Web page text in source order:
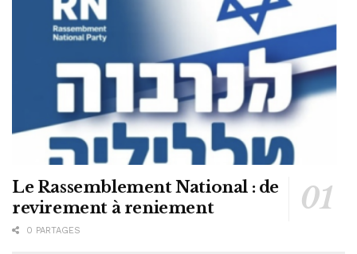
Le Rassemblement National : de
revirement à reniement
0 PARTAGES